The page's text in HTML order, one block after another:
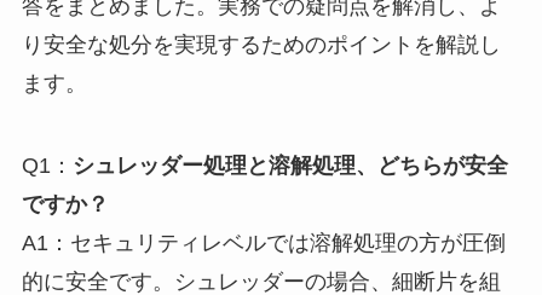
答をまとめました。実務での疑問点を解消し、よ
り安全な処分を実現するためのポイントを解説し
ます。
Q1： シュレッダー処理と溶解処理、どちらが安全
ですか？
A1：セキュリティレベルでは溶解処理の方が圧倒
的に安全です。シュレッダーの場合、細断片を組